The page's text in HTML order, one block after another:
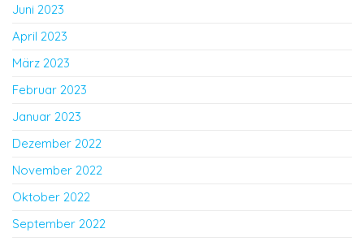
Juni 2023
April 2023
März 2023
Februar 2023
Januar 2023
Dezember 2022
November 2022
Oktober 2022
September 2022